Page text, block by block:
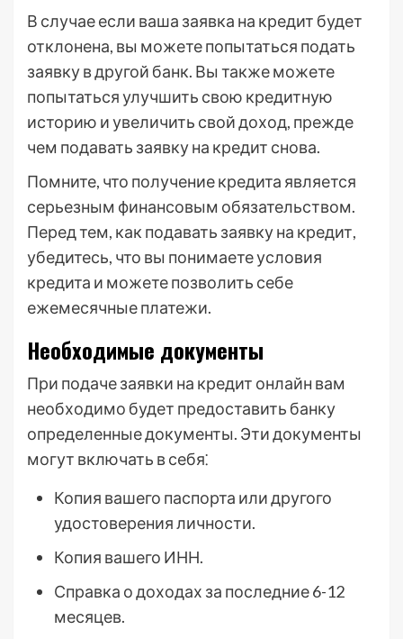
В случае если ваша заявка на кредит будет
отклонена, вы можете попытаться подать
заявку в другой банк. Вы также можете
попытаться улучшить свою кредитную
историю и увеличить свой доход, прежде
чем подавать заявку на кредит снова.
Помните, что получение кредита является
серьезным финансовым обязательством.
Перед тем, как подавать заявку на кредит,
убедитесь, что вы понимаете условия
кредита и можете позволить себе
ежемесячные платежи.
Необходимые документы
При подаче заявки на кредит онлайн вам
необходимо будет предоставить банку
определенные документы. Эти документы
могут включать в себя⁚
Копия вашего паспорта или другого
удостоверения личности.
Копия вашего ИНН.
Справка о доходах за последние 6-12
месяцев.